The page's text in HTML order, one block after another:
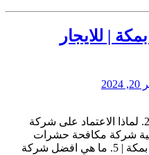
| للايجار
1. شركة مكافحة حشرات بمكة ؟ | 2. لماذا الاعتماد على شركة
بمكة؟ | 3. ما أهمية شركة مكافحة حشرات
مكة؟ | 4. شركات مكافحة حشرات بمكة | 5. ما هي افضل شركة